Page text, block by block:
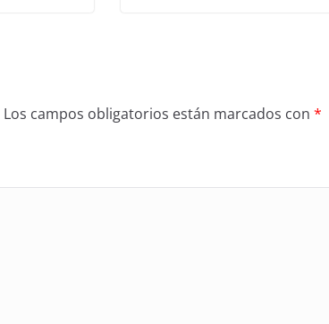
Los campos obligatorios están marcados con *